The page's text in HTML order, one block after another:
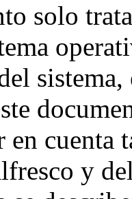
solo
en cuenta
y